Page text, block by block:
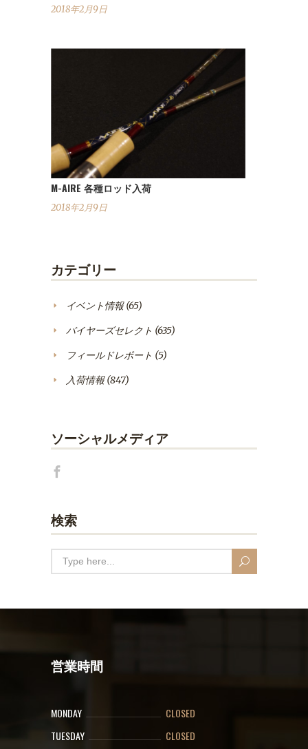
2018年2月9日
M-AIRE 各種ロッド入荷
2018年2月9日
カテゴリー
イベント情報(65)
バイヤーズセレクト (635)
フィールドレポート (5)
入荷情報(847)
ソーシャルメディア
検索
営業時間
MONDAY
CLOSED
TUESDAY
CLOSED